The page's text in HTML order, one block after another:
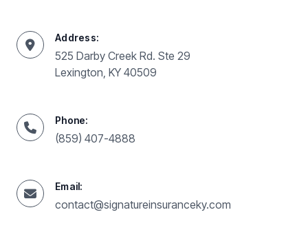
Address:
525 Darby Creek Rd. Ste 29
Lexington, KY 40509
Phone:
(859) 407-4888
Email:
contact@signatureinsuranceky.com